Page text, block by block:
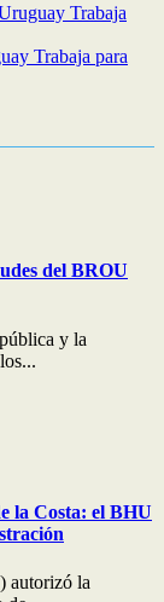
Trabaja
Trabaja para
del BROU
y la
la Costa: el BHU
autorizó la